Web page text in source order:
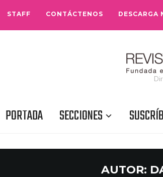
STAFF CONTÁCTENOS DESCARGA
PORTADA SECCIONES
AUTOR: